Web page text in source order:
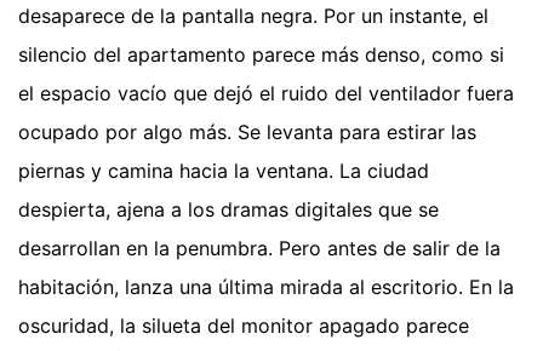
desaparece de la pantalla negra. Por un instante, el
silencio del apartamento parece más denso, como si
el espacio vacío que dejó el ruido del ventilador fuera
ocupado por algo más. Se levanta para estirar las
piernas y camina hacia la ventana. La ciudad
despierta, ajena a los dramas digitales que se
desarrollan en la penumbra. Pero antes de salir de la
habitación, lanza una última mirada al escritorio. En la
oscuridad, la silueta del monitor apagado parece